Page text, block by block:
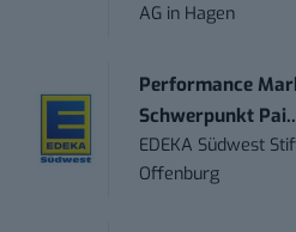
AG in Hagen
Performance
Schwerpunkt
EDEKA Südwest
Offenburg